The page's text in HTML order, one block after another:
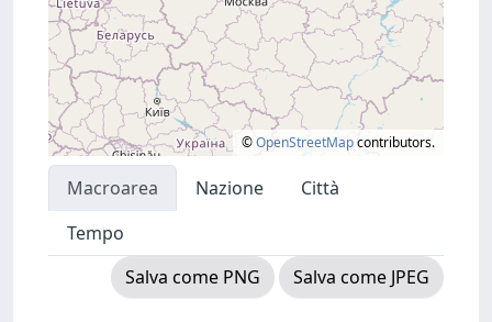
©OpenStreetMapcontributors.
Macroarea Nazione
Città
Tempo
Salva come PNG
Salva come JPEG